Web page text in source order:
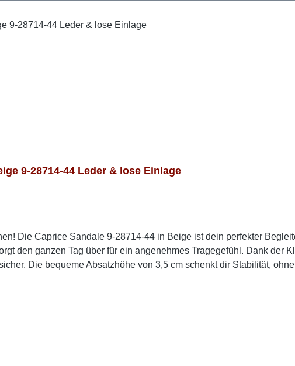
9-28714-44 Leder & lose Einlage
Die Caprice Sandale 9-28714-44 in Beige ist dein perfekter
den ganzen Tag über für ein angenehmes Tragegefühl. Dank der
Die bequeme Absatzhöhe von 3,5 cm schenkt dir Stabilität,